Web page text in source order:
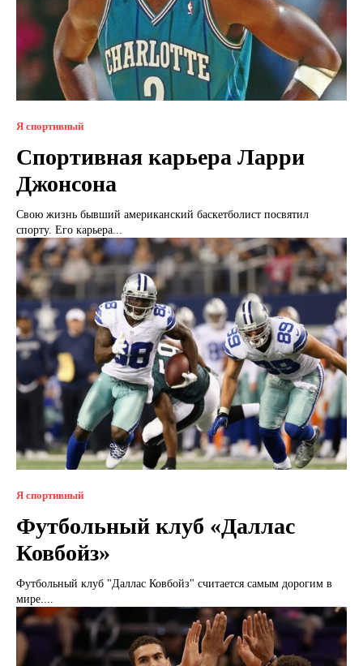
Я спортивный
Спортивная карьера Ларри
Джонсона
Свою жизнь бывший американский баскетболист посвятил
спорту. Его карьера...
Я спортивный
Футбольный клуб «Даллас
Ковбойз»
Футбольный клуб "Даллас Ковбойз" считается самым дорогим в
мире....